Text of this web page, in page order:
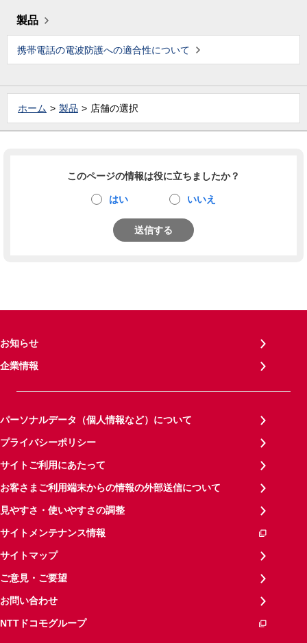
製品
携帯電話の電波防護への適合性について
ホーム 製品 店舗の選択
このページの情報は役に立ちましたか？
はい いいえ
送信する
お知らせ
企業情報
パーソナルデータ（個人情報など）について
プライバシーポリシー
サイトご利用にあたって
お客さまご利用端末からの情報の外部送信について
見やすさ・使いやすさの調整
サイトメンテナンス情報
サイトマップ
ご意見・ご要望
お問い合わせ
NTTドコモグループ